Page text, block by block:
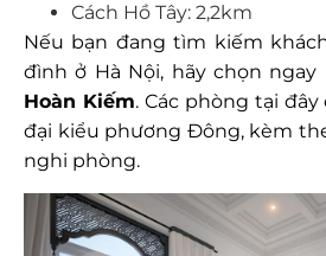
Cách Hồ Tây: 2,2km
Nếu bạn đang tìm kiếm
đình ở Hà Nội, hãy chọn ngay
Hoàn Kiếm. Các phòng tại
đại kiểu phương Đông, kèm
nghi phòng.